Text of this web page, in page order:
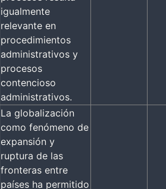
igualmente
relevante en
procedimientos
administrativos y
procesos
contencioso
administrativos.
La globalización
como fenómeno de
expansión y
ruptura de las
fronteras entre
países ha permitido